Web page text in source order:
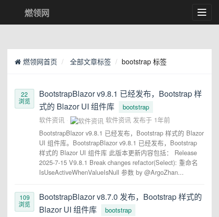
燃领网
燃领网首页 全部文章标签 bootstrap 标签
22
浏览
BootstrapBlazor v9.8.1 已经发布，Bootstrap 样
式的 Blazor UI 组件库
bootstrap
软件资讯
软件资讯 发布于 1年前
BootstrapBlazor v9.8.1 已经发布，Bootstrap 样式的 Blazor
UI 组件库。BootstrapBlazor v9.8.1 已经发布，Bootstrap
样式的 Blazor UI 组件库 此版本更新内容包括： Release
2025-7-15 V9.8.1 Break changes refactor(Select): 重命名
IsUseActiveWhenValueIsNull 参数 by @ArgoZhan...
109
浏览
BootstrapBlazor v8.7.0 发布，Bootstrap 样式的
Blazor UI 组件库
bootstrap